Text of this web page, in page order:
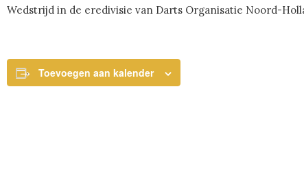
Wedstrijd in de eredivisie van Darts Organisatie Noord-
Toevoegen aan kalender